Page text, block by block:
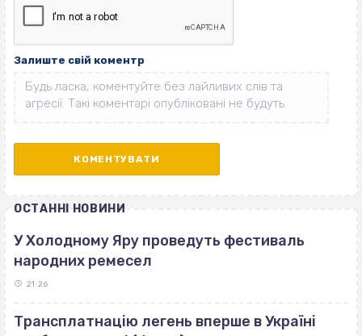
Залиште свій коментр
ОСТАННІ НОВИНИ
У Холодному Яру проведуть фестиваль
народних ремесел
21:26
Трансплатнацію легень вперше в Україні